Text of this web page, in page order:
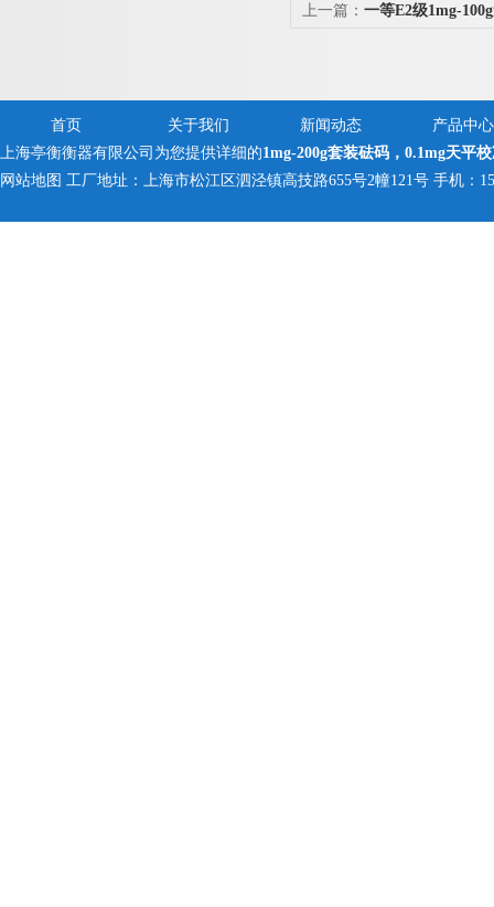
上一篇： 一等E2级1mg-
首页 关于我们 新闻动态
产品中心
上海亭衡衡器有限公司为您提供详细的1mg-200g套装砝码，0.1mg天平
网站地图 工厂地址：上海市松江区泗泾镇高技路655号2幢121号 手机：